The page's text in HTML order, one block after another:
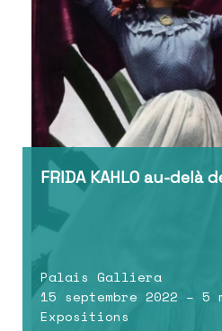
FRIDA KAHLO au-delà
Palais Galliera
15 septembre 2022 – 5
Expositions